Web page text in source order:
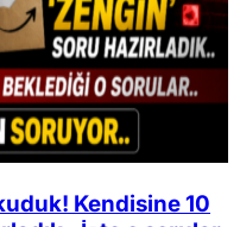
Kendisine 10